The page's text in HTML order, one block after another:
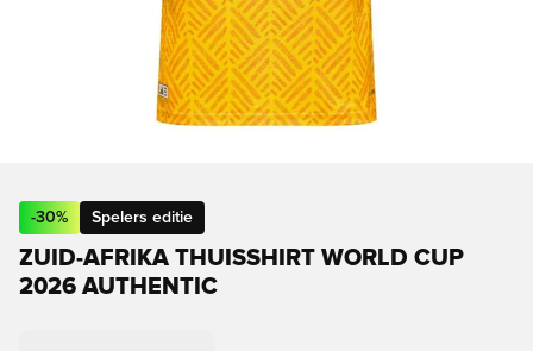
-30% Spelers editie
ZUID-AFRIKA THUISSHIRT WORLD CUP
2026 AUTHENTIC